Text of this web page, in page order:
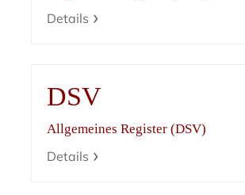
Details
DSV
Allgemeines Register (DSV)
Details